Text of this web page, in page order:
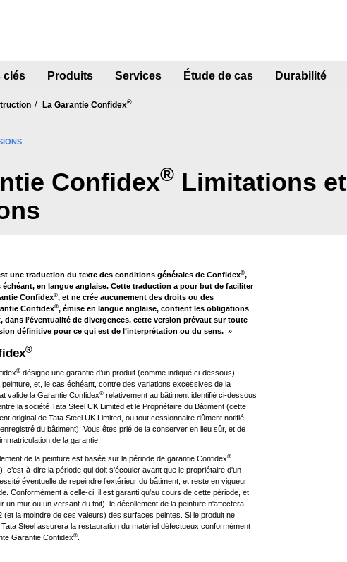
clés Produits Services Étude de cas Durabilité
La Garantie Confidex®
Confidex® Limitations et
une traduction du texte des conditions générales de Confidex®,
échéant, en langue anglaise. Cette traduction a pour but de faciliter
Confidex®, et ne crée aucunement des droits ou des
Confidex®, émise en langue anglaise, contient les obligations
dans l’éventualité de divergences, cette version prévaut sur toute
définitive pour ce qui est de l’interprétation ou du sens. »
®
® désigne une garantie d’un produit (comme indiqué ci-dessous)
peinture, et, le cas échéant, contre des variations excessives de la
valide la Garantie Confidex® relativement au bâtiment identifié ci-dessous
la société Tata Steel UK Limited et le Propriétaire du Bâtiment (cette
original de Tata Steel UK Limited, ou tout cessionnaire dûment notifié,
du bâtiment). Vous êtes prié de la conserver en lieu sûr, et de
de la garantie.
de la peinture est basée sur la période de garantie Confidex®
c’est-à-dire la période qui doit s'écouler avant que le propriétaire d'un
éventuelle de repeindre l’extérieur du bâtiment, et reste en vigueur
Conformément à celle-ci, il est garanti qu'au cours de cette période, et
un mur ou un versant du toit), le décollement de la peinture n'affectera
(et la moindre de ces valeurs) des surfaces peintes. Si le produit ne
Steel assurera la restauration du matériel défectueux conformément
Garantie Confidex®